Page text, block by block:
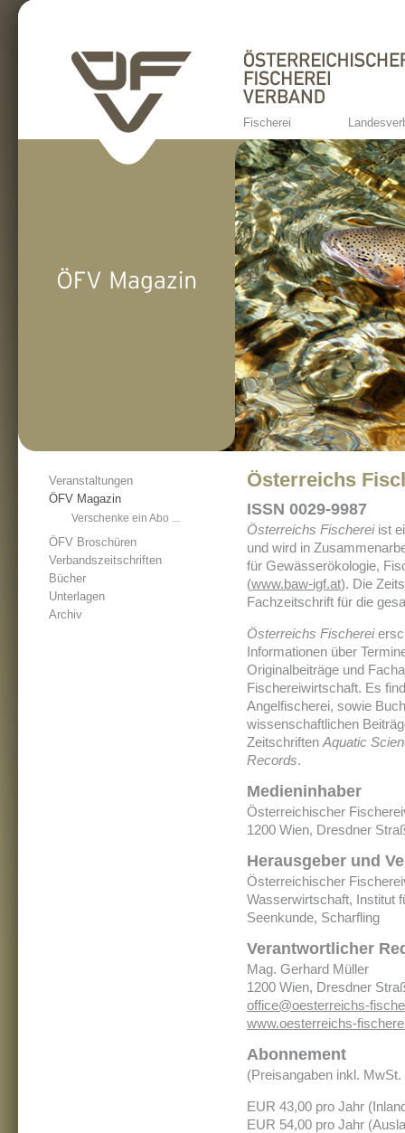
Fischerei
Österreichs
ISSN 0029-9987
Österreichs Fischerei ist
und wird in
für Gewässerökologie,
(www.baw-igf.at). Die
Fachzeitschrift für die
Österreichs Fischerei
Informationen über
Originalbeiträge und
Fischereiwirtschaft. Es
Angelfischerei, sowie
wissenschaftlichen
Zeitschriften Aquatic
Records.
Medieninhaber
Österreichischer
1200 Wien, Dresdner
Herausgeber und
Österreichischer
Wasserwirtschaft, Institut
Seenkunde, Scharfling
Verantwortlicher
Mag. Gerhard Müller
1200 Wien, Dresdner
office@oesterreichs-
www.oesterreichs-
Abonnement
(Preisangaben inkl.
EUR 43,00 pro Jahr
EUR 54,00 pro Jahr
Veranstaltungen
ÖFV Magazin
Verschenke ein Abo ...
ÖFV Broschüren
Verbandszeitschriften
Bücher
Unterlagen
Archiv